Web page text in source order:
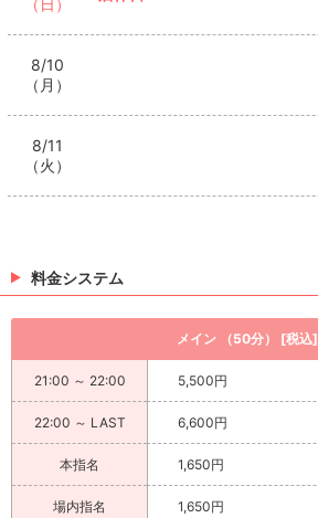
（日）
8/10
（月）
8/11
（火）
料金システム
メイン （50分） [税込]
21:00 ～ 22:00 5,500円
22:00 ～ LAST 6,600円
本指名 1,650円
場内指名 1,650円